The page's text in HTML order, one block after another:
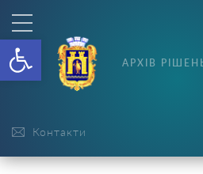
Відкрити
Контакти
АРХІВ